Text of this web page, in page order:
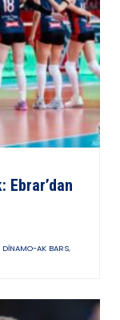
Ebrar’dan
DINAMO-AK BARS,